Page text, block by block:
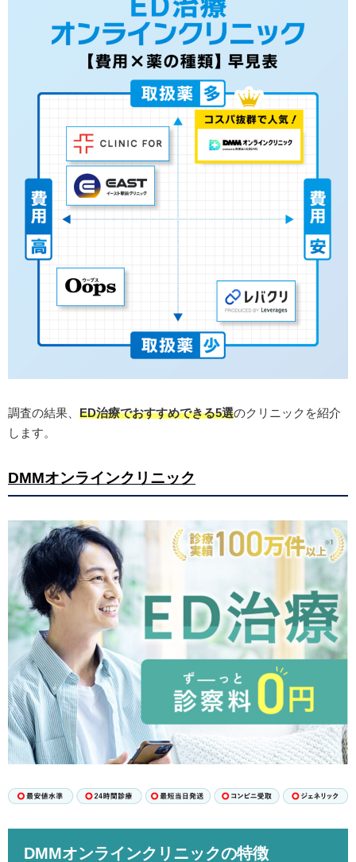
調査の結果、 ED治療でおすすめできる5選のクリニックを紹介
します。
DMMオンラインクリニック
DMMオンラインクリニックの特徴